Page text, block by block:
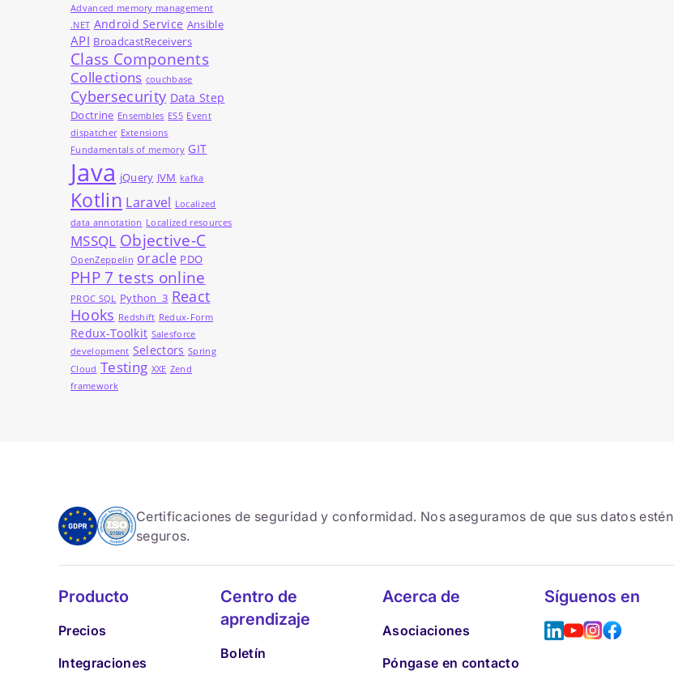
Advanced memory management
.NET Android Service Ansible
API BroadcastReceivers
Class Components
Collections couchbase
Cybersecurity Data Step
Doctrine Ensembles ES5 Event
dispatcher Extensions
Fundamentals of memory GIT
Java jQuery JVM kafka
Kotlin Laravel Localized
data annotation Localized resources
MSSQL Objective-C
OpenZeppelin oracle PDO
PHP 7 tests online
PROC SQL Python_3 React
Hooks Redshift Redux-Form
Redux-Toolkit Salesforce
development Selectors Spring
Cloud Testing XXE Zend
framework
Certificaciones de seguridad y conformidad. Nos aseguramos de que sus datos estén
seguros.
Producto
Precios
Integraciones
Centro de
aprendizaje
Boletín
Acerca de
Asociaciones
Póngase en contacto
Síguenos en